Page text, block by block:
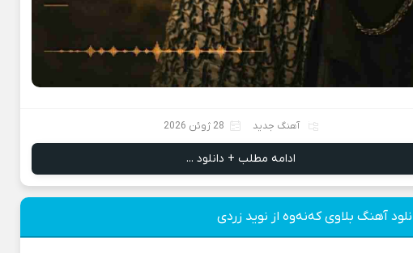
آهنگ جدید 28 ژوئن 2026
ادامه مطلب + دانلود ...
آهنگ بلاوی که‌نه‌وه از نوید زردی